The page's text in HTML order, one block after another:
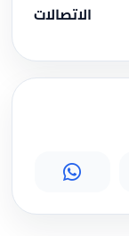
الاتصالات